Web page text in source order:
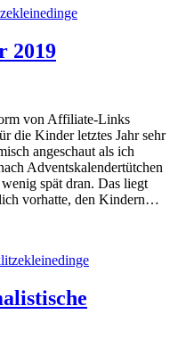
2019
von Affiliate-Links
die Kinder letztes Jahr sehr
angeschaut als ich
Adventskalendertütchen
spät dran. Das liegt
vorhatte, den Kindern…